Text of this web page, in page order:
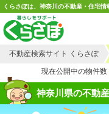
くらさぽは、神奈川の不動産・住宅情
不動産検索サイト くらさぽ
現在公開中の物件数
神奈川県の不動